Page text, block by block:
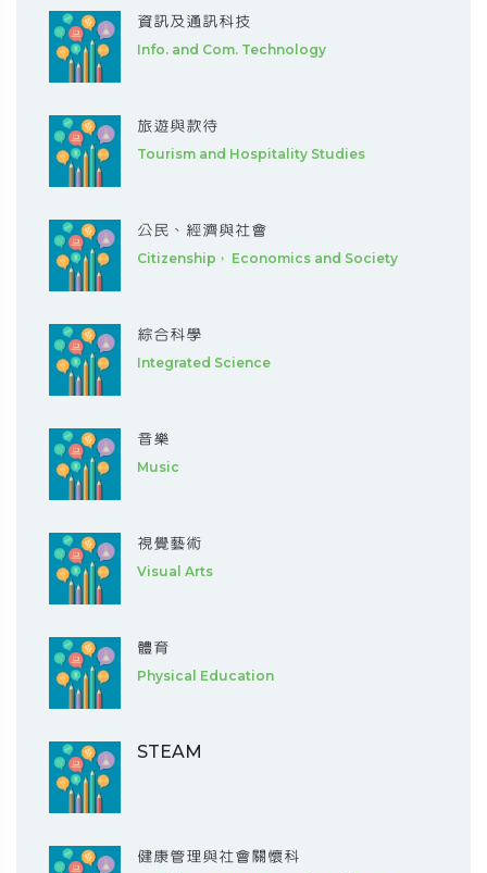
資訊及通訊科技
Info. and Com. Technology
旅遊與款待
Tourism and Hospitality Studies
公民、經濟與社會
Citizenship， Economics and Society
綜合科學
Integrated Science
音樂
Music
視覺藝術
Visual Arts
體育
Physical Education
STEAM
健康管理與社會關懷科